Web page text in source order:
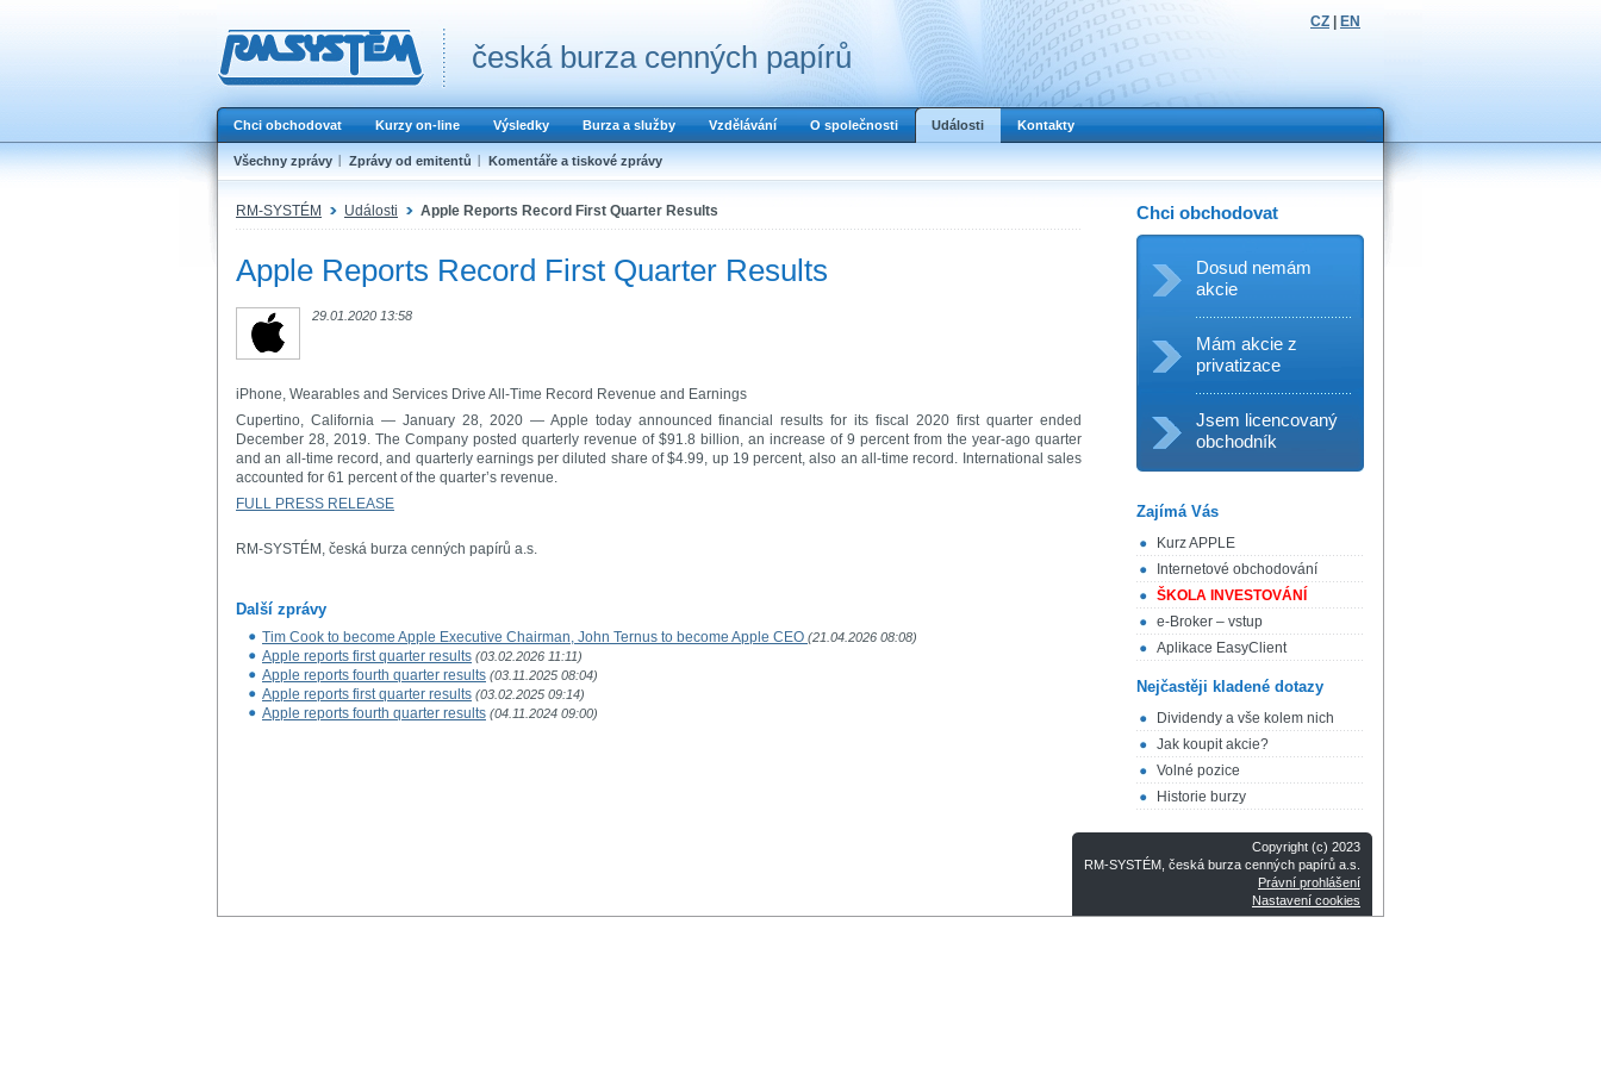
česká burza cenných papírů
CZ EN
Chci obchodovat Kurzy on-line Výsledky Burza a služby Vzdělávání O společnosti Události Kontakty
Všechny zprávy Zprávy od emitentů Komentáře a tiskové zprávy
RM-SYSTÉM Události Apple Reports Record First Quarter Results
Apple Reports Record First Quarter Results
29.01.2020 13:58
iPhone, Wearables and Services Drive All-Time Record Revenue and Earnings
Cupertino, California — January 28, 2020 — Apple today announced financial results for its fiscal 2020 first quarter ended
December 28, 2019. The Company posted quarterly revenue of $91.8 billion, an increase of 9 percent from the year-ago quarter
and an all-time record, and quarterly earnings per diluted share of $4.99, up 19 percent, also an all-time record. International sales
accounted for 61 percent of the quarter’s revenue.
FULL PRESS RELEASE
RM-SYSTÉM, česká burza cenných papírů a.s.
Další zprávy
Tim Cook to become Apple Executive Chairman, John Ternus to become Apple CEO (21.04.2026 08:08)
Apple reports first quarter results (03.02.2026 11:11)
Apple reports fourth quarter results (03.11.2025 08:04)
Apple reports first quarter results (03.02.2025 09:14)
Apple reports fourth quarter results (04.11.2024 09:00)
Chci obchodovat
Dosud nemám
akcie
Mám akcie z
privatizace
Jsem licencovaný
obchodník
Zajímá Vás
Kurz APPLE
Internetové obchodování
ŠKOLA INVESTOVÁNÍ
e-Broker – vstup
Aplikace EasyClient
Nejčastěji kladené dotazy
Dividendy a vše kolem nich
Jak koupit akcie?
Volné pozice
Historie burzy
Copyright (c) 2023
RM-SYSTÉM, česká burza cenných papírů a.s.
Právní prohlášení
Nastavení cookies